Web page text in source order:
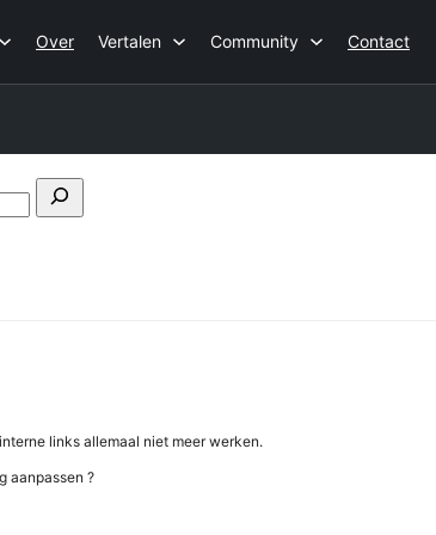
Over Vertalen Community Contact
Forums
links allemaal niet meer werken.
aanpassen ?